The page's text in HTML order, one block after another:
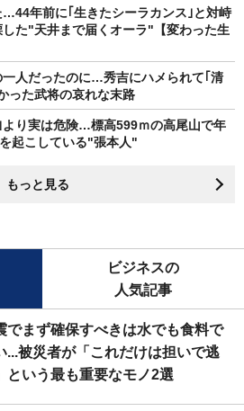
年前に｢生きたシーラカンス｣と対峙
した"天井まで届くオーラ"【変わった生
人だったのに…秀吉にハメられて｢清
った武将の哀れな末路
より実は危険…標高599ｍの高尾山で年
起こしている"張本人"
もっと見る
ビジネスの
人気記事
でまず確保すべきは水でも食料で
...被災者が「これだけは担いで逃
という最も重要なモノ2選